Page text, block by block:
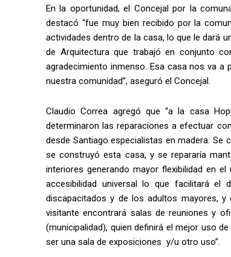
En la oportunidad, el Concejal por la
destacó “fue muy bien recibido por la
actividades dentro de la casa, lo que le dará
de Arquitectura que trabajó en conjunto
agradecimiento inmenso. Esa casa nos va
nuestra comunidad”, aseguró el Concejal.
Claudio Correa agregó que “a la casa
determinaron las reparaciones a efectuar
desde Santiago especialistas en madera.
se construyó esta casa, y se repararía
interiores generando mayor flexibilidad en
accesibilidad universal lo que facilitará el
discapacitados y de los adultos mayores,
visitante encontrará salas de reuniones y
(municipalidad), quien definirá el mejor uso
ser una sala de exposiciones y/u otro uso”.